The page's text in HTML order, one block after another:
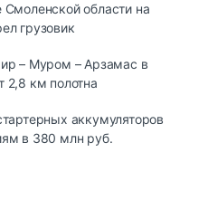
области на
грузовик
– Муром – Арзамас в
2,8 км полотна
аккумуляторов
в 380 млн руб.